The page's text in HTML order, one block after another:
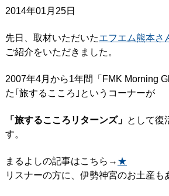
2014年01月25日
先日、取材いただいたエフエム熊本さ
ご紹介をいただきました。
2007年4月から1年間「FMK Morning
た｢旅するこころ｣というコーナーが
「旅するこころリターンズ」 として復
す。
まるよしの記事はこちら→ ★
リスナーの方に、伊勢神宮のお土産も